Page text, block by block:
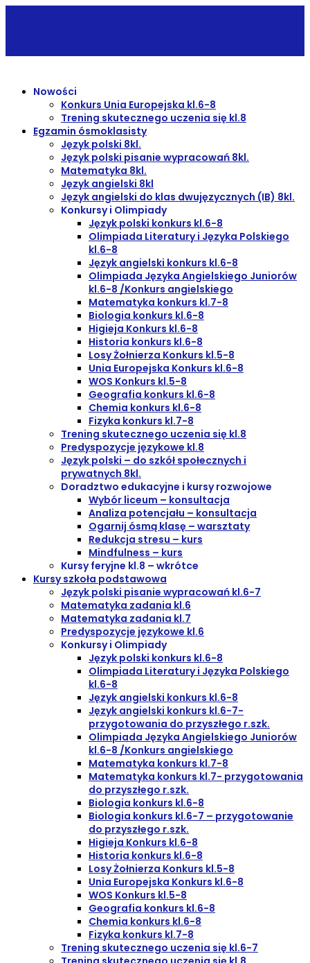
Nowości
Konkurs Unia Europejska kl.6-8
Trening skutecznego uczenia się kl.8
Egzamin ósmoklasisty
Język polski 8kl.
Język polski pisanie wypracowań 8kl.
Matematyka 8kl.
Język angielski 8kl
Język angielski do klas dwujęzycznych (IB) 8kl.
Konkursy i Olimpiady
Język polski konkurs kl.6-8
Olimpiada Literatury i Języka Polskiego
kl.6-8
Język angielski konkurs kl.6-8
Olimpiada Języka Angielskiego Juniorów
kl.6-8 /Konkurs angielskiego
Matematyka konkurs kl.7-8
Biologia konkurs kl.6-8
Higieja Konkurs kl.6-8
Historia konkurs kl.6-8
Losy Żołnierza Konkurs kl.5-8
Unia Europejska Konkurs kl.6-8
WOS Konkurs kl.5-8
Geografia konkurs kl.6-8
Chemia konkurs kl.6-8
Fizyka konkurs kl.7-8
Trening skutecznego uczenia się kl.8
Predyspozycje językowe kl.8
Język polski – do szkół społecznych i
prywatnych 8kl.
Doradztwo edukacyjne i kursy rozwojowe
Wybór liceum – konsultacja
Analiza potencjału – konsultacja
Ogarnij ósmą klasę – warsztaty
Redukcja stresu – kurs
Mindfulness – kurs
Kursy feryjne kl.8 – wkrótce
Kursy szkoła podstawowa
Język polski pisanie wypracowań kl.6-7
Matematyka zadania kl.6
Matematyka zadania kl.7
Predyspozycje językowe kl.6
Konkursy i Olimpiady
Język polski konkurs kl.6-8
Olimpiada Literatury i Języka Polskiego
kl.6-8
Język angielski konkurs kl.6-8
Język angielski konkurs kl.6-7-
przygotowania do przyszłego r.szk.
Olimpiada Języka Angielskiego Juniorów
kl.6-8 /Konkurs angielskiego
Matematyka konkurs kl.7-8
Matematyka konkurs kl.7- przygotowania
do przyszłego r.szk.
Biologia konkurs kl.6-8
Biologia konkurs kl.6-7 – przygotowanie
do przyszłego r.szk.
Higieja Konkurs kl.6-8
Historia konkurs kl.6-8
Losy Żołnierza Konkurs kl.5-8
Unia Europejska Konkurs kl.6-8
WOS Konkurs kl.5-8
Geografia konkurs kl.6-8
Chemia konkurs kl.6-8
Fizyka konkurs kl.7-8
Trening skutecznego uczenia się kl.6-7